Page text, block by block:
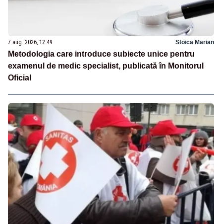
7 aug. 2026, 12:49 Stoica Marian
Metodologia care introduce subiecte unice pentru
examenul de medic specialist, publicată în Monitorul
Oficial